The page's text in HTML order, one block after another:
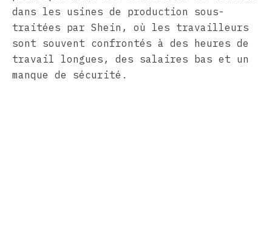
dans les usines de production sous-
traitées par Shein, où les travailleurs
sont souvent confrontés à des heures de
travail longues, des salaires bas et un
manque de sécurité.